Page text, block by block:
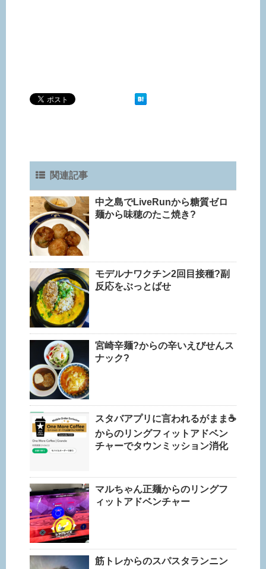
関連記事
中之島でLiveRunから糖質ゼロ
麺から味穂のたこ焼き?
モデルナワクチン2回目接種?副
反応をぶっとばせ
宮崎辛麺?からの辛いえびせんス
ナック?
スタバアプリに言われるがまま☕️
からのリングフィットアドベン
チャーでタウンミッション消化
マルちゃん正麺からのリングフ
ィットアドベンチャー
筋トレからのスパスタランニン